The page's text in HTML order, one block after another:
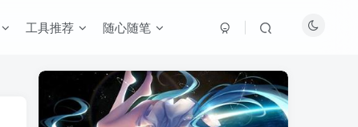
工具推荐 随心随笔